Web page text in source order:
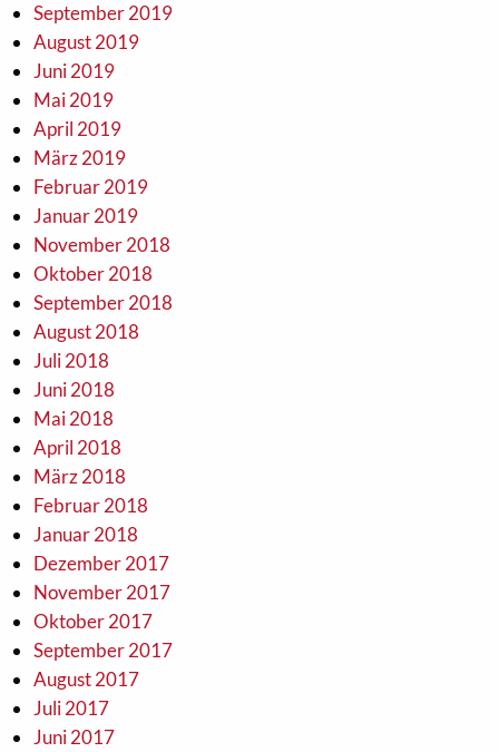
September 2019
August 2019
Juni 2019
Mai 2019
April 2019
März 2019
Februar 2019
Januar 2019
November 2018
Oktober 2018
September 2018
August 2018
Juli 2018
Juni 2018
Mai 2018
April 2018
März 2018
Februar 2018
Januar 2018
Dezember 2017
November 2017
Oktober 2017
September 2017
August 2017
Juli 2017
Juni 2017